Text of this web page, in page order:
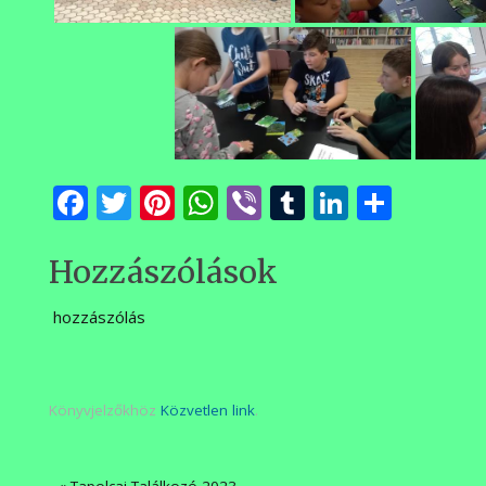
Facebook
Twitter
Pinterest
WhatsApp
ViberTumblr
Hozzászólások
hozzászólás
Könyvjelzőkhöz Közvetlen link.